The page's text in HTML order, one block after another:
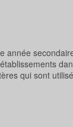
année
qui sont